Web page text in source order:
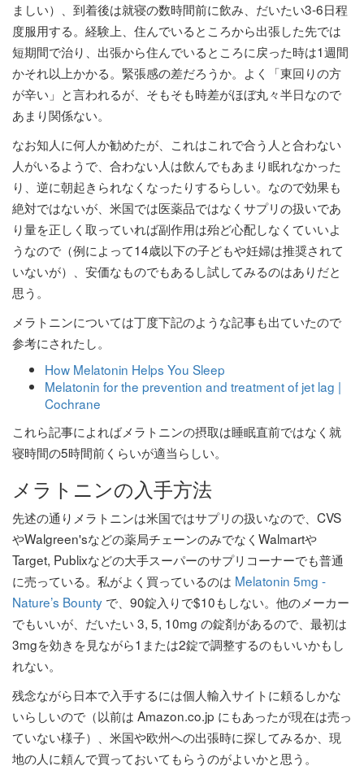
ましい）、到着後は就寝の数時間前に飲み、だいたい3-6日程
度服用する。経験上、住んでいるところから出張した先では
短期間で治り、出張から住んでいるところに戻った時は1週間
かそれ以上かかる。緊張感の差だろうか。よく「東回りの方
が辛い」と言われるが、そもそも時差がほぼ丸々半日なので
あまり関係ない。
なお知人に何人か勧めたが、これはこれで合う人と合わない
人がいるようで、合わない人は飲んでもあまり眠れなかった
り、逆に朝起きられなくなったりするらしい。なので効果も
絶対ではないが、米国では医薬品ではなくサプリの扱いであ
り量を正しく取っていれば副作用は殆ど心配しなくていいよ
うなので（例によって14歳以下の子どもや妊婦は推奨されて
いないが）、安価なものでもあるし試してみるのはありだと
思う。
メラトニンについては丁度下記のような記事も出ていたので
参考にされたし。
How Melatonin Helps You Sleep
Melatonin for the prevention and treatment of jet lag |
Cochrane
これら記事によればメラトニンの摂取は睡眠直前ではなく就
寝時間の5時間前くらいが適当らしい。
メラトニンの入手方法
先述の通りメラトニンは米国ではサプリの扱いなので、CVS
やWalgreen'sなどの薬局チェーンのみでなくWalmartや
Target, Publixなどの大手スーパーのサプリコーナーでも普通
に売っている。私がよく買っているのは Melatonin 5mg -
Nature’s Bounty で、90錠入りで$10もしない。他のメーカー
でもいいが、だいたい 3, 5, 10mg の錠剤があるので、最初は
3mgを効きを見ながら1または2錠で調整するのもいいかもし
れない。
残念ながら日本で入手するには個人輸入サイトに頼るしかな
いらしいので（以前は Amazon.co.jp にもあったが現在は売っ
ていない様子）、米国や欧州への出張時に探してみるか、現
地の人に頼んで買っておいてもらうのがよいかと思う。